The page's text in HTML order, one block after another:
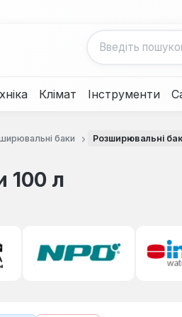
Клімат Інструменти
баки Розширювальні
100 л